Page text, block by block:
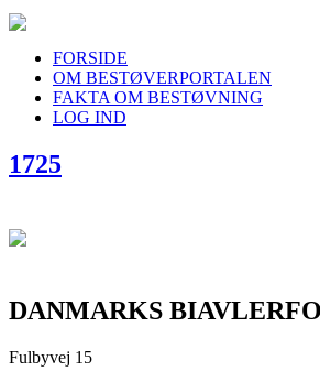
FORSIDE
OM BESTØVERPORTALEN
FAKTA OM BESTØVNING
LOG IND
1725
DANMARKS
Fulbyvej 15